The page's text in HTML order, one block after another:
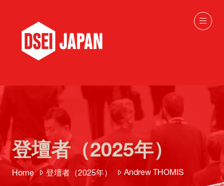
Home 登壇者（2025年） Andrew THOMIS
登壇者（2025年）